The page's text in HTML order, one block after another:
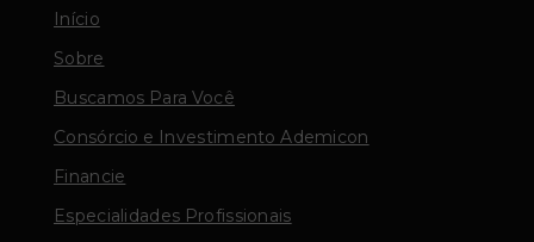
Início
Sobre
Buscamos Para Você
Consórcio e Investimento Ademicon
Financie
Especialidades Profissionais